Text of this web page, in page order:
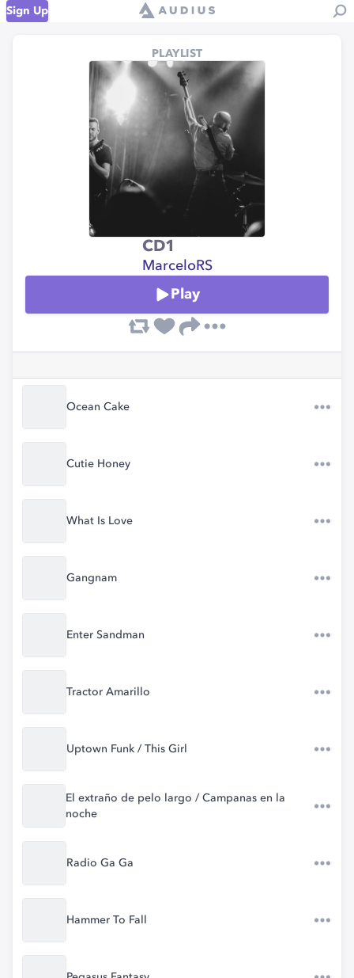
Sign Up
PLAYLIST
CD1
MarceloRS
Play
Ocean Cake
Cutie Honey
What Is Love
Gangnam
Enter Sandman
Tractor Amarillo
Uptown Funk / This Girl
El extraño de pelo largo / Campanas en la
noche
Radio Ga Ga
Hammer To Fall